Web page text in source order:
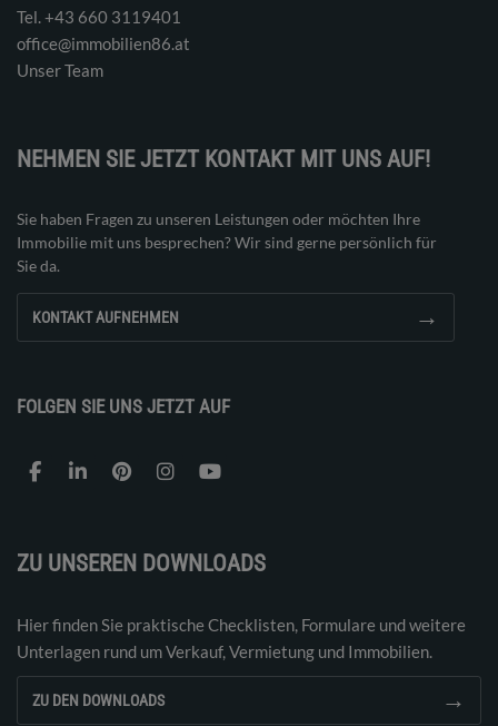
Tel. ‭+43 660 3119401‬
office@immobilien86.at
Unser Team
NEHMEN SIE JETZT KONTAKT MIT UNS AUF!
Sie haben Fragen zu unseren Leistungen oder möchten Ihre
Immobilie mit uns besprechen? Wir sind gerne persönlich für
Sie da.
KONTAKT AUFNEHMEN →
FOLGEN SIE UNS JETZT AUF
ZU UNSEREN DOWNLOADS
Hier finden Sie praktische Checklisten, Formulare und weitere
Unterlagen rund um Verkauf, Vermietung und Immobilien.
ZU DEN DOWNLOADS →